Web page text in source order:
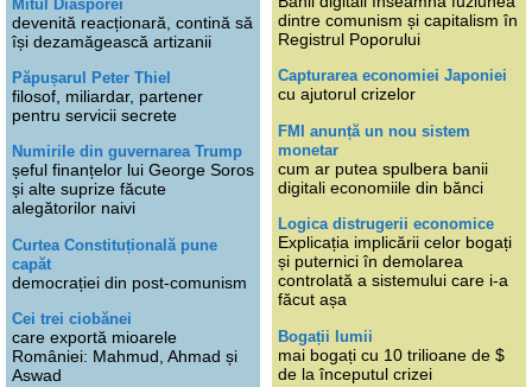
Mitul Diasporei
devenită reacționară, contină să
își dezamăgească artizanii
Păpușarul Peter Thiel
filosof, miliardar, partener
pentru servicii secrete
Numirile din guvernarea Trump
șeful finanțelor lui George Soros
și alte suprize făcute
alegătorilor naivi
Curtea Constituțională pune
capăt
democrației din post-comunism
Cei trei ciobănei
care exportă mioarele
României: Mahmud, Ahmad și
Aswad
dintre comunism și capitalism în
Registrul Poporului
Capturarea economiei Japoniei
cu ajutorul crizelor
FMI anunță un nou sistem
monetar
cum ar putea spulbera banii
digitali economiile din bănci
Logica distrugerii economice
Explicația implicării celor bogați
și puternici în demolarea
controlată a sistemului care i-a
făcut așa
Bogații lumii
mai bogați cu 10 trilioane de $
de la începutul crizei